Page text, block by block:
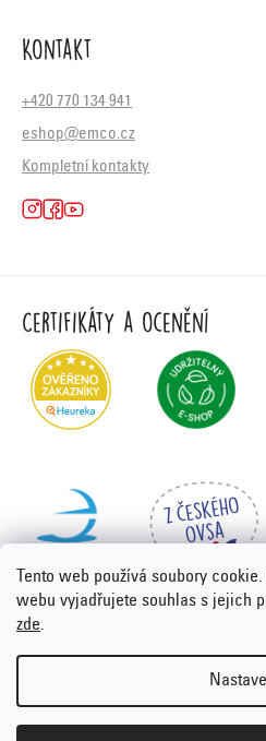
Tento web používá soubory
webu vyjadřujete souhlas s jejich
zde.
Kontakt
+420 770 134 941
eshop@emco.cz
Kompletní kontakty
Certifikáty a ocenění
Vytvořil Shoptet
nastavení